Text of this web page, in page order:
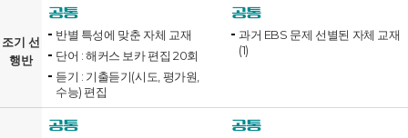
조기 선
행반
공통
반별 특성에 맞춘 자체 교재
단어 : 해커스 보카 편집 20회
듣기 : 기출듣기(시도, 평가원,
수능) 편집
공통
과거 EBS 문제 선별된 자체 교재
(1)
공통 공통